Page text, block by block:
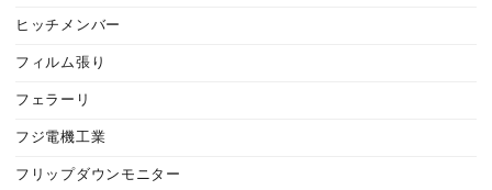
ヒッチメンバー
フィルム張り
フェラーリ
フジ電機工業
フリップダウンモニター